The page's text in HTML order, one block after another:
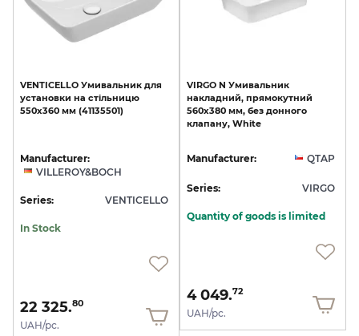
VENTICELLO Умивальник для
установки на стільницю
550х360 мм (41135501)
Manufacturer:
VILLEROY&BOCH
Series: VENTICELLO
In Stock
22 325.80
UAH/pc.
VIRGO N Умивальник
накладний, прямокутний
560x380 мм, без донного
клапану, White
Manufacturer: QTAP
Series: VIRGO
Quantity of goods is limited
4 049.72
UAH/pc.